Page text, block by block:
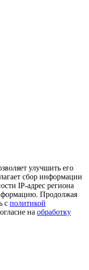
улучшить его
сбор информации
IP-адрес региона
Продолжая
с политикой
на обработку